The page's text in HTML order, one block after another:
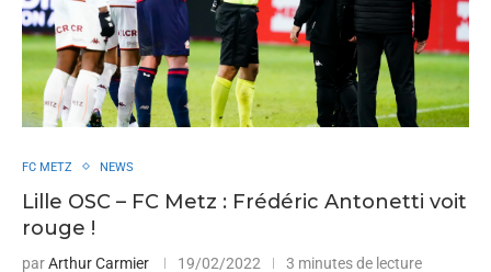
FC METZ NEWS
Lille OSC – FC Metz : Frédéric Antonetti voit
rouge !
parArthur Carmier 19/02/2022 3 minutes de lecture